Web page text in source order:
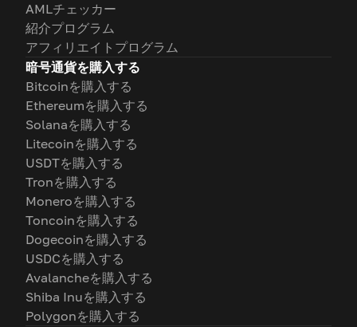
AMLチェッカー
紹介プログラム
アフィリエイトプログラム
暗号通貨を購入する
Bitcoinを購入する
Ethereumを購入する
Solanaを購入する
Litecoinを購入する
USDTを購入する
Tronを購入する
Moneroを購入する
Toncoinを購入する
Dogecoinを購入する
USDCを購入する
Avalancheを購入する
Shiba Inuを購入する
Polygonを購入する